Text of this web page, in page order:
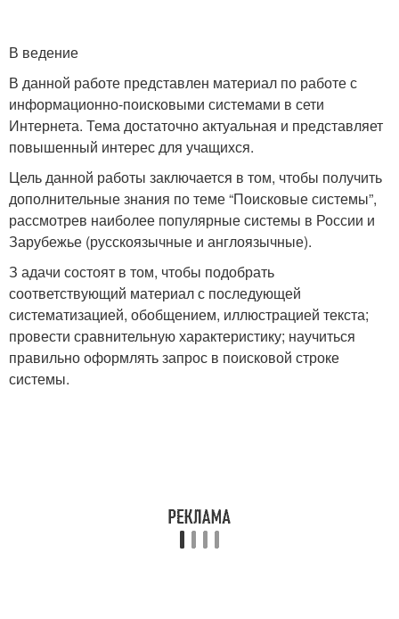
В ведение
В данной работе представлен материал по работе с
информационно-поисковыми системами в сети
Интернета. Тема достаточно актуальная и представляет
повышенный интерес для учащихся.
Цель данной работы заключается в том, чтобы получить
дополнительные знания по теме “Поисковые системы”,
рассмотрев наиболее популярные системы в России и
Зарубежье (русскоязычные и англоязычные).
З адачи состоят в том, чтобы подобрать
соответствующий материал с последующей
систематизацией, обобщением, иллюстрацией текста;
провести сравнительную характеристику; научиться
правильно оформлять запрос в поисковой строке
системы.